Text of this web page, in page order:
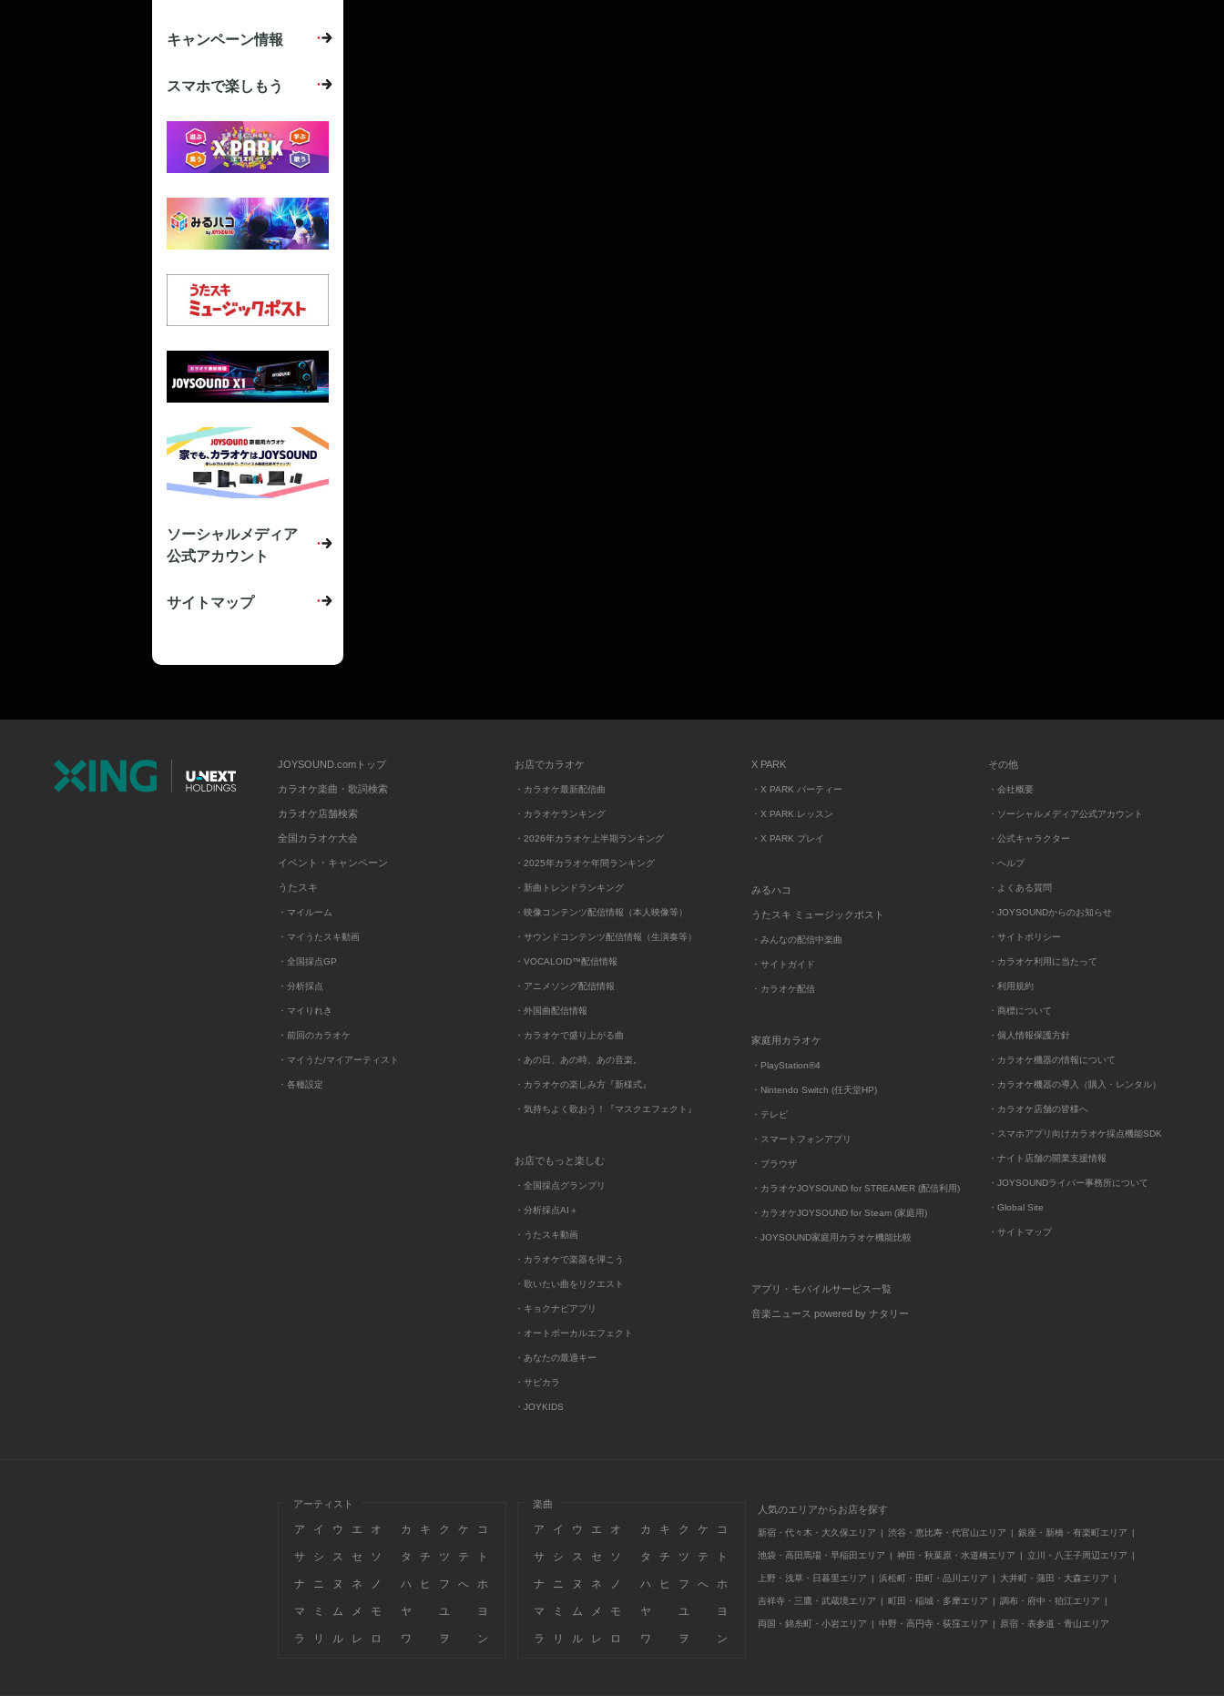
キャンペーン情報
スマホで楽しもう
ソーシャルメディア
公式アカウント
サイトマップ
JOYSOUND.comトップ
カラオケ楽曲・歌詞検索
カラオケ店舗検索
全国カラオケ大会
イベント・キャンペーン
うたスキ
・マイルーム
・マイうたスキ動画
・全国採点GP
・分析採点
・マイりれき
・前回のカラオケ
・マイうた/マイアーティスト
・各種設定
お店でカラオケ
・カラオケ最新配信曲
・カラオケランキング
・2026年カラオケ上半期ランキング
・2025年カラオケ年間ランキング
・新曲トレンドランキング
・映像コンテンツ配信情報（本人映像等）
・サウンドコンテンツ配信情報（生演奏等）
・VOCALOID™配信情報
・アニメソング配信情報
・外国曲配信情報
・カラオケで盛り上がる曲
・あの日、あの時、あの音楽。
・カラオケの楽しみ方『新様式』
・気持ちよく歌おう！『マスクエフェクト』
お店でもっと楽しむ
・全国採点グランプリ
・分析採点AI＋
・うたスキ動画
・カラオケで楽器を弾こう
・歌いたい曲をリクエスト
・キョクナビアプリ
・オートボーカルエフェクト
・あなたの最適キー
・サビカラ
・JOYKIDS
X PARK
・X PARK パーティー
・X PARK レッスン
・X PARK プレイ
みるハコ
うたスキ ミュージックポスト
・みんなの配信中楽曲
・サイトガイド
・カラオケ配信
家庭用カラオケ
・PlayStation®4
・Nintendo Switch (任天堂HP)
・テレビ
・スマートフォンアプリ
・ブラウザ
・カラオケJOYSOUND for STREAMER (配信利用)
・カラオケJOYSOUND for Steam (家庭用)
・JOYSOUND家庭用カラオケ機能比較
アプリ・モバイルサービス一覧
音楽ニュース powered by ナタリー
その他
・会社概要
・ソーシャルメディア公式アカウント
・公式キャラクター
・ヘルプ
・よくある質問
・JOYSOUNDからのお知らせ
・サイトポリシー
・カラオケ利用に当たって
・利用規約
・商標について
・個人情報保護方針
・カラオケ機器の情報について
・カラオケ機器の導入（購入・レンタル）
・カラオケ店舗の皆様へ
・スマホアプリ向けカラオケ採点機能SDK
・ナイト店舗の開業支援情報
・JOYSOUNDライバー事務所について
・Global Site
・サイトマップ
アーティスト
ア イ ウ エ オ カ キ ク ケ コ
サ シ ス セ ソ タ チ ツ テ ト
ナ ニ ヌ ネ ノ ハ ヒ フ へ ホ
マ ミ ム メ モ ヤ ユ ヨ
ラ リ ル レ ロ ワ ヲ ン
楽曲
ア イ ウ エ オ カ キ ク ケ コ
サ シ ス セ ソ タ チ ツ テ ト
ナ ニ ヌ ネ ノ ハ ヒ フ へ ホ
マ ミ ム メ モ ヤ ユ ヨ
ラ リ ル レ ロ ワ ヲ ン
人気のエリアからお店を探す
新宿・代々木・大久保エリア 渋谷・恵比寿・代官山エリア 銀座・新橋・有楽町エリア
池袋・高田馬場・早稲田エリア 神田・秋葉原・水道橋エリア 立川・八王子周辺エリア
上野・浅草・日暮里エリア 浜松町・田町・品川エリア 大井町・蒲田・大森エリア
吉祥寺・三鷹・武蔵境エリア 町田・稲城・多摩エリア 調布・府中・狛江エリア
両国・錦糸町・小岩エリア 中野・高円寺・荻窪エリア 原宿・表参道・青山エリア